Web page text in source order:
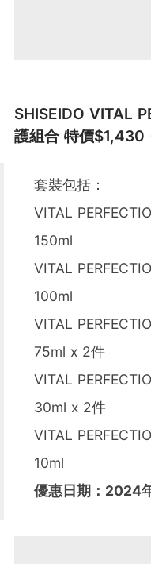
SHISEIDO VITAL
護組合 特價
套裝包括：
VITAL
150ml
VITAL
100ml
VITAL
75ml x 2件
VITAL
30ml x 2件
VITAL
10ml
優惠日期：2024